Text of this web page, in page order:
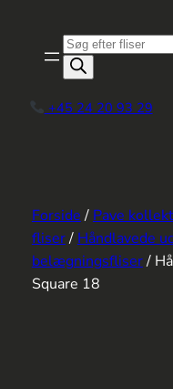
indhold
Produktsøgning
+45 24 20 93 29
Forside/ Pave
fliser/ Håndlavede
belægningsfliser/
Square 18